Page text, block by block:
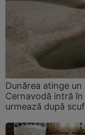
Dunărea atinge
Cernavodă intră
urmează după